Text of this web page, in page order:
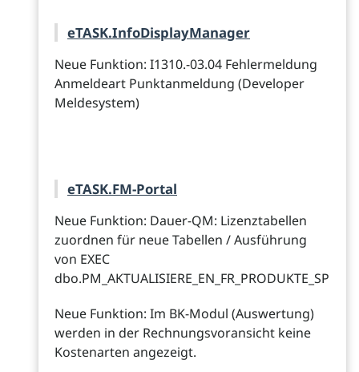
eTASK.InfoDisplayManager
Neue Funktion: I1310.-03.04 Fehlermeldung
Anmeldeart Punktanmeldung (Developer
Meldesystem)
eTASK.FM-Portal
Neue Funktion: Dauer-QM: Lizenztabellen
zuordnen für neue Tabellen / Ausführung
von EXEC
dbo.PM_AKTUALISIERE_EN_FR_PRODUKTE_SP
Neue Funktion: Im BK-Modul (Auswertung)
werden in der Rechnungsvoransicht keine
Kostenarten angezeigt.